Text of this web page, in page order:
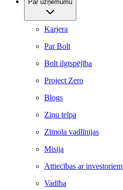
Par uzņēmumu
Karjera
Par Bolt
Bolt ilgtspējība
Project Zero
Blogs
Ziņu telpa
Zīmola vadlīnijas
Misija
Attiecības ar investoriem
Vadība